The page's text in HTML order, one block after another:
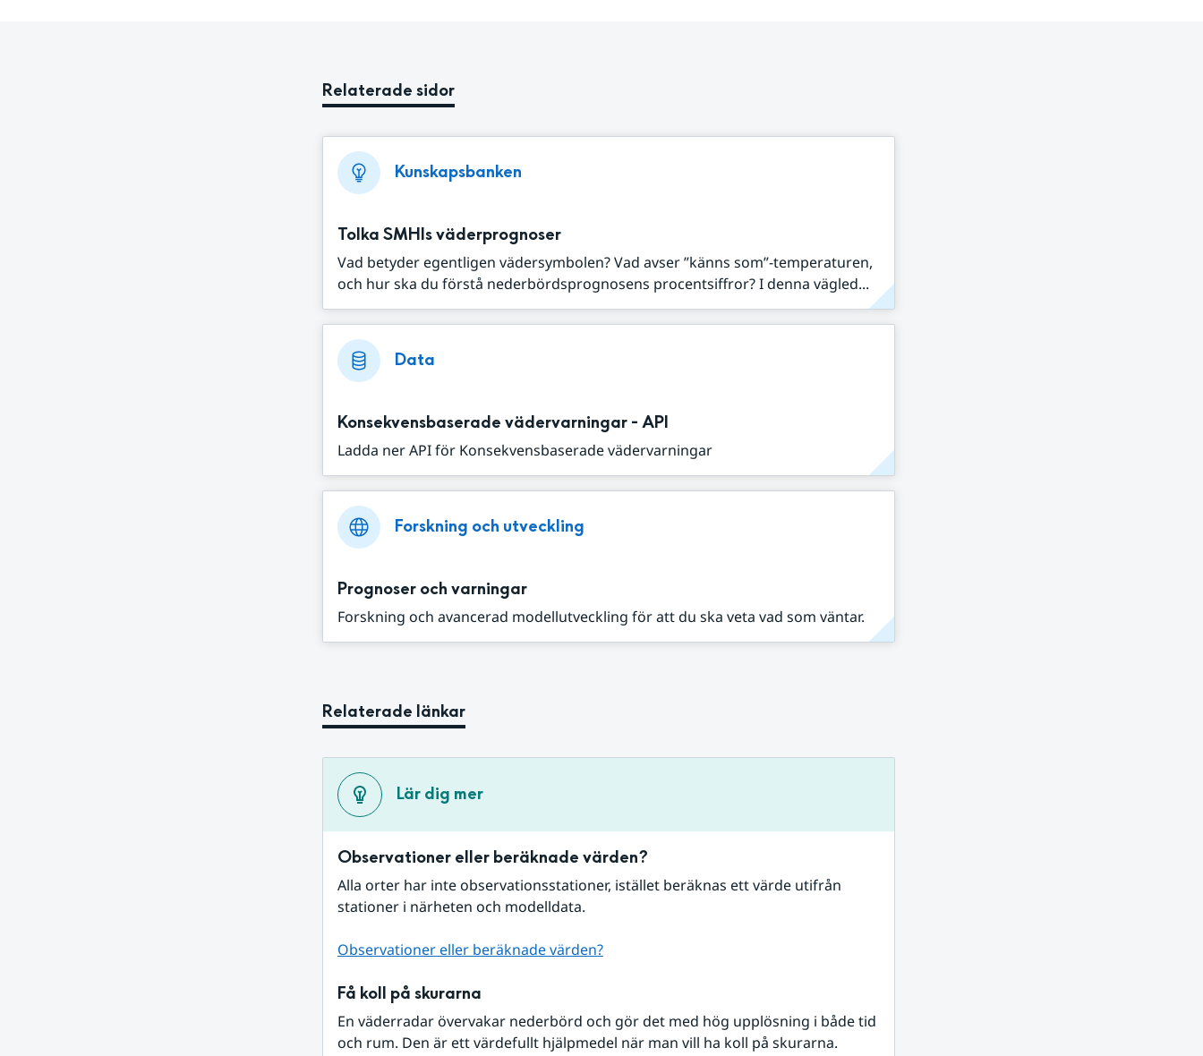
Relaterade sidor
Kunskapsbanken
Tolka SMHIs väderprognoser
Vad betyder egentligen vädersymbolen? Vad avser ”känns som”-temperaturen,
och hur ska du förstå nederbördsprognosens procentsiffror? I denna vägled...
Data
Konsekvensbaserade vädervarningar - API
Ladda ner API för Konsekvensbaserade vädervarningar
Forskning och utveckling
Prognoser och varningar
Forskning och avancerad modellutveckling för att du ska veta vad som väntar.
Relaterade länkar
Lär dig mer
Observationer eller beräknade värden?
Alla orter har inte observationsstationer, istället beräknas ett värde utifrån
stationer i närheten och modelldata.
Observationer eller beräknade värden?
Få koll på skurarna
En väderradar övervakar nederbörd och gör det med hög upplösning i både tid
och rum. Den är ett värdefullt hjälpmedel när man vill ha koll på skurarna.